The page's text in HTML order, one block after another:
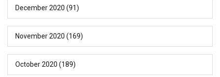
December 2020 (91)
November 2020 (169)
October 2020 (189)